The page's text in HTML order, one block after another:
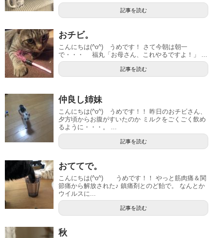
記事を読む
おチビ。
こんにちは(^o^) うめです！ さて今朝は朝一
で・・・ 福丸「お母さん、これやるですよ！」 ...
記事を読む
仲良し姉妹
こんにちは(^o^) うめです！！ 昨日のおチビさん、
夕方頃からお腹がすいたのか ミルクをごくごく飲め
るように・・・。 ...
記事を読む
おててで。
こんにちは(^o^) うめです！！ やっと筋肉痛＆関
節痛から解放された♪ 鎮痛剤とのど飴で。 なんとか
ウイルスに...
記事を読む
秋